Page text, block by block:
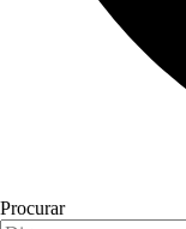
Procurar